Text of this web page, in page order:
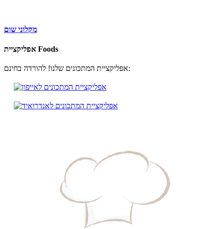
מקלוני שום
אפליקציית Foods
אפליקציית המתכונים שלנו! להורדה בחינם: